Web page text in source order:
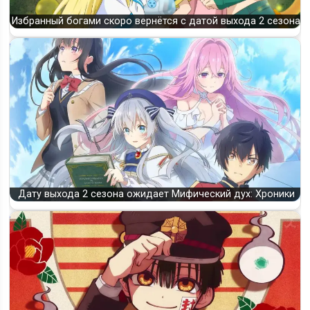
Избранный богами скоро вернётся с датой выхода 2 сезона
Дату выхода 2 сезона ожидает Мифический дух: Хроники